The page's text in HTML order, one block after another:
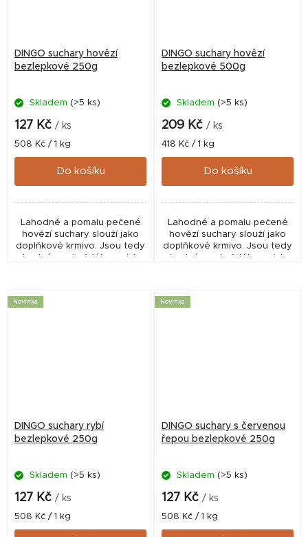
DINGO suchary hovězí
bezlepkové 250g
Skladem (>5 ks)
127 Kč / ks
Měrná
cena:
508 Kč / 1 kg
Do košíku
Lahodné a pomalu pečené
hovězí suchary slouží jako
doplňkové krmivo. Jsou tedy
vhodné pro každého pejska
DINGO suchary hovězí
bezlepkové 500g
Skladem (>5 ks)
209 Kč / ks
Měrná
cena:
418 Kč / 1 kg
Do košíku
Lahodné a pomalu pečené
hovězí suchary slouží jako
doplňkové krmivo. Jsou tedy
vhodné pro každého pejska
Novinka
DINGO suchary rybí
bezlepkové 250g
Skladem (>5 ks)
127 Kč / ks
Měrná
cena:
508 Kč / 1 kg
Novinka
DINGO suchary s červenou
řepou bezlepkové 250g
Skladem (>5 ks)
127 Kč / ks
Měrná
cena:
508 Kč / 1 kg